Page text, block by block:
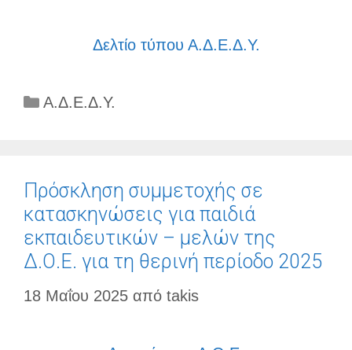
Δελτίο τύπου Α.Δ.Ε.Δ.Υ.
Κατηγορίες
Α.Δ.Ε.Δ.Υ.
Πρόσκληση συμμετοχής σε
κατασκηνώσεις για παιδιά
εκπαιδευτικών – μελών της
Δ.Ο.Ε. για τη θερινή περίοδο 2025
18 Μαΐου 2025 από takis